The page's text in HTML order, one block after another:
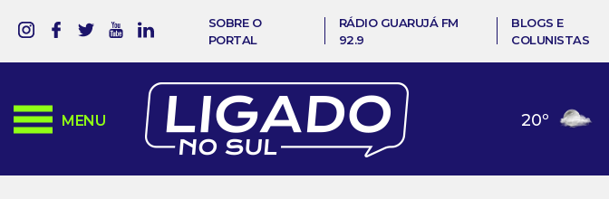
SOBRE O
PORTAL
RÁDIO GUARUJÁ FM
92.9
BLOGS E
COLUNISTAS
MENU 20º